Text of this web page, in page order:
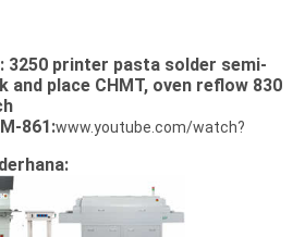
3250 printer pasta solder semi-
and place CHMT, oven reflow 830
861:www.youtube.com/watch?